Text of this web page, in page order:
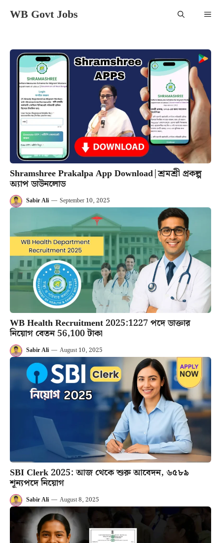
WB Govt Jobs
Shramshree Prakalpa App Download|শ্রমশ্রী প্রকল্প
অ্যাপ ডাউনলোড
Sabir Ali — September 10, 2025
WB Health Recruitment 2025:1227 পদে ডাক্তার
নিয়োগ বেতন 56,100 টাকা
Sabir Ali — August 10, 2025
SBI Clerk 2025: আজ থেকে শুরু আবেদন, ৬৫৮৯
শূন্যপদে নিয়োগ
Sabir Ali — August 8, 2025